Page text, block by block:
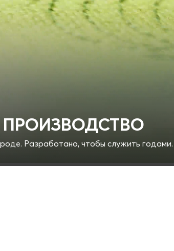
Разработано, чтобы служить годами.